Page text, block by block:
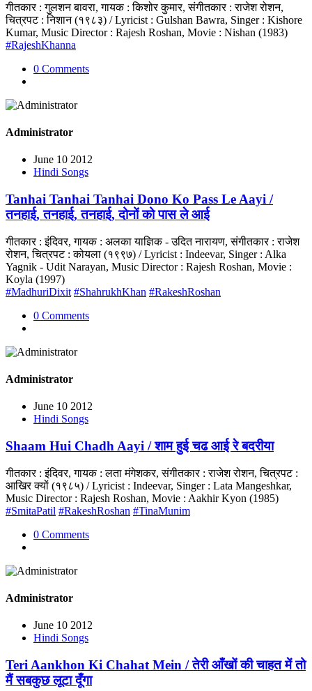
गीतकार : गुलशन बावरा, गायक : किशोर कुमार, संगीतकार : राजेश रोशन,
चित्रपट : निशान (१९८३) / Lyricist : Gulshan Bawra, Singer : Kishore
Kumar, Music Director : Rajesh Roshan, Movie : Nishan (1983)
#RajeshKhanna
0 Comments
Administrator
June 10 2012
Hindi Songs
Tanhai Tanhai Tanhai Dono Ko Pass Le Aayi /
तनहाई, तनहाई, तनहाई, दोनों को पास ले आई
गीतकार : इंदिवर, गायक : अलका याज्ञिक - उदित नारायण, संगीतकार : राजेश
रोशन, चित्रपट : कोयला (१९९७) / Lyricist : Indeevar, Singer : Alka
Yagnik - Udit Narayan, Music Director : Rajesh Roshan, Movie :
Koyla (1997)
#MadhuriDixit #ShahrukhKhan #RakeshRoshan
0 Comments
Administrator
June 10 2012
Hindi Songs
Shaam Hui Chadh Aayi / शाम हुई चढ आई रे बदरीया
गीतकार : इंदिवर, गायक : लता मंगेशकर, संगीतकार : राजेश रोशन, चित्रपट :
आखिर क्यों (१९८५) / Lyricist : Indeevar, Singer : Lata Mangeshkar,
Music Director : Rajesh Roshan, Movie : Aakhir Kyon (1985)
#SmitaPatil #RakeshRoshan #TinaMunim
0 Comments
Administrator
June 10 2012
Hindi Songs
Teri Aankhon Ki Chahat Mein / तेरी आँखों की चाहत में तो
मैं सबकुछ लूटा दूँगा